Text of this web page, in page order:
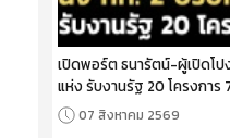
เปิดพอร์ต ธนารัตน์-ผู้เปิดโ
แห่ง รับงานรัฐ 20 โครงการ
07 สิงหาคม 2569